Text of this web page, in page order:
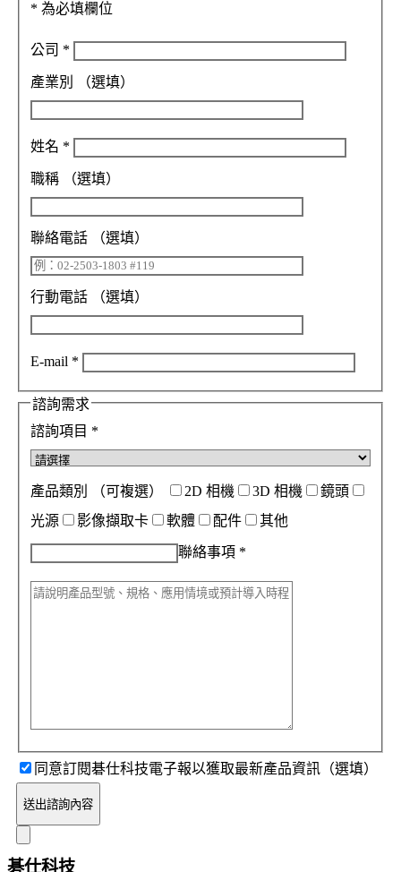
* 為必填欄位
公司 *
產業別 （選填）
姓名 *
職稱 （選填）
聯絡電話 （選填）
行動電話 （選填）
E-mail *
諮詢需求
諮詢項目 *
產品類別 （可複選） 2D 相機 3D 相機
鏡頭
光源
影像擷取卡 軟體 配件 其他
聯絡事項 *
同意訂閱碁仕科技電子報以獲取最新產品資訊（選填）
送出諮詢內容
碁仕科技